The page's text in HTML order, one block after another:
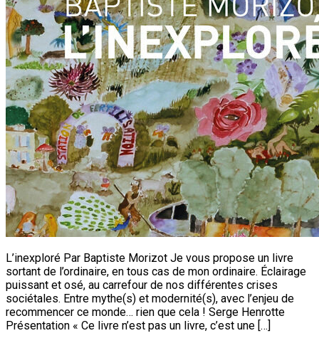
L’inexploré Par Baptiste Morizot Je vous propose un livre
sortant de l’ordinaire, en tous cas de mon ordinaire. Éclairage
puissant et osé, au carrefour de nos différentes crises
sociétales. Entre mythe(s) et modernité(s), avec l’enjeu de
recommencer ce monde… rien que cela ! Serge Henrotte
Présentation « Ce livre n’est pas un livre, c’est une […]